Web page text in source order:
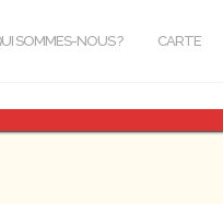
SOMMES-NOUS ? CARTE